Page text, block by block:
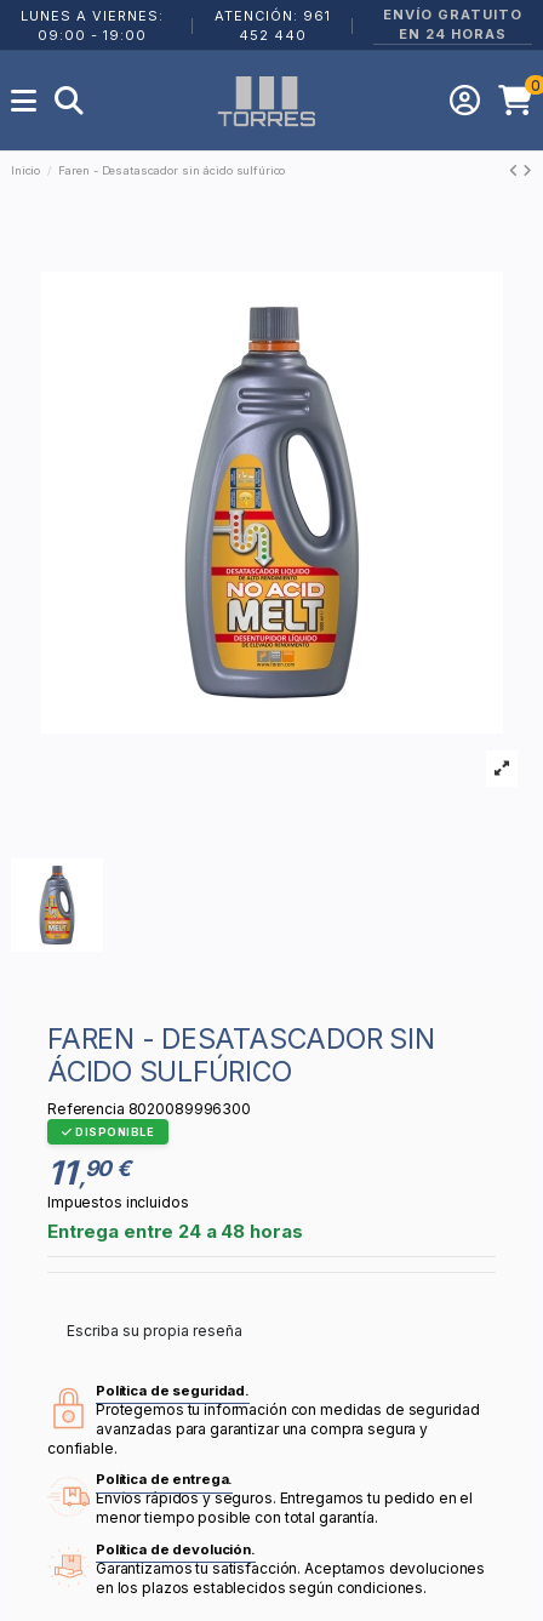
LUNES A VIERNES:
09:00 - 19:00
ATENCIÓN: 961
452 440
ENVÍO GRATUITO
EN 24 HORAS
0
Inicio Faren - Desatascador sin ácido sulfúrico
FAREN - DESATASCADOR SIN
ÁCIDO SULFÚRICO
Referencia 8020089996300
DISPONIBLE
11,90 €
Impuestos incluidos
Entrega entre 24 a 48 horas
Escriba su propia reseña
Política de seguridad.
Protegemos tu información con medidas de seguridad
avanzadas para garantizar una compra segura y
confiable.
Política de entrega.
Envíos rápidos y seguros. Entregamos tu pedido en el
menor tiempo posible con total garantía.
Política de devolución.
Garantizamos tu satisfacción. Aceptamos devoluciones
en los plazos establecidos según condiciones.